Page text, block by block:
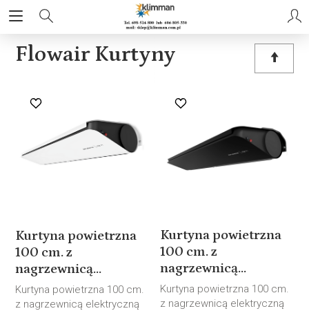
Flowair Kurtyny
Kurtyna powietrzna
100 cm. z
nagrzewnicą...
Kurtyna powietrzna 100 cm.
z nagrzewnicą elektryczną
Kurtyna powietrzna
100 cm. z
nagrzewnicą...
Kurtyna powietrzna 100 cm.
z nagrzewnicą elektryczną